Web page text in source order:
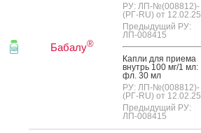
Бабалу®
РУ: ЛП-№(008812)-
(РГ-RU) от 12.02.25
Предыдущий РУ:
ЛП-008415
Кап­ли для при­ема
внутрь 100 мг/1 мл:
фл. 30 мл
РУ: ЛП-№(008812)-
(РГ-RU) от 12.02.25
Предыдущий РУ:
ЛП-008415